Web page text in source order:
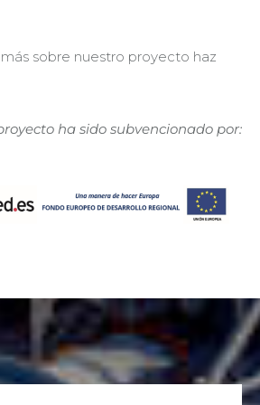
sobre nuestro proyecto haz
ha sido subvencionado por: